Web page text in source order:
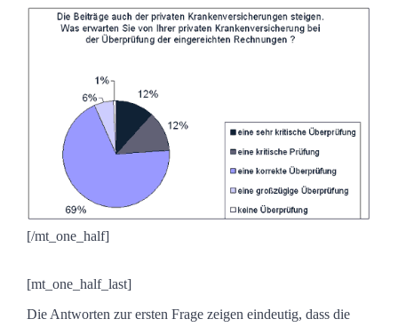
[/mt_one_half]
[mt_one_half_last]
Die Antworten zur ersten Frage zeigen eindeutig, dass die